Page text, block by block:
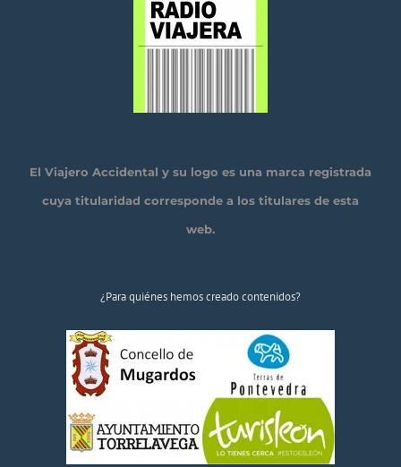
El Viajero Accidental y su logo es una marca registrada
cuya titularidad corresponde a los titulares de esta
web.
¿Para quiénes hemos creado contenidos?